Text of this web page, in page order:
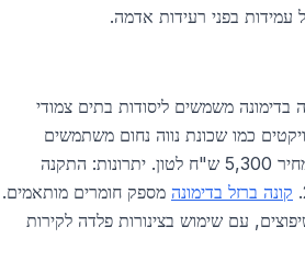
בפני רעידות אדמה.
בדימונה משמשים ליסודות בתים צמודי
בני 4-8 קומות. פרויקטים כמו שכונת נווה נחום משתמשים
בפרופילי פלדה להעמקת יסודות, במחיר 5,300 ש"ח לטון. יתרונות: התקנה
קונה ברזל בדימונה מספק חומרים מותאמים.
עם שימוש בצינורות פלדה לקירות